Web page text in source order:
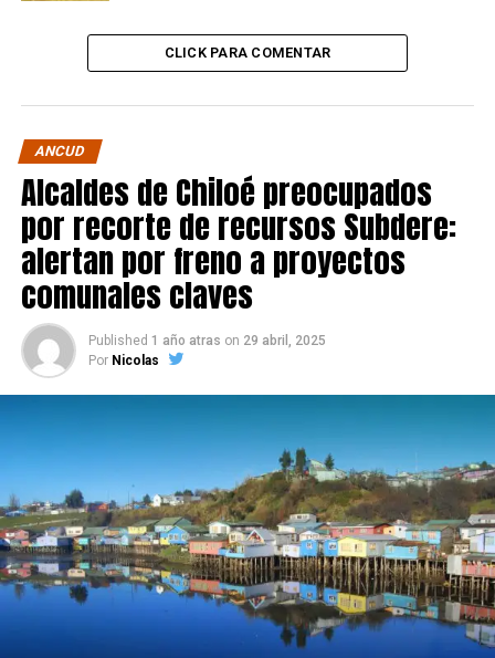
CLICK PARA COMENTAR
ANCUD
Alcaldes de Chiloé preocupados
por recorte de recursos Subdere:
alertan por freno a proyectos
comunales claves
Published 1 año atras on 29 abril, 2025
Por Nicolas